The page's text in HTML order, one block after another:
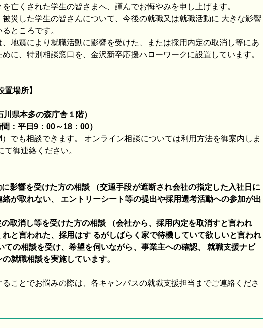
亡くされた学生の皆さまへ、謹んでお悔やみを申し上げます。
災した学生の皆さんについて、今後の就職又は就職活動に 大きな影響
ところです。
地震により就職活動に影響を受けた、または採用内定の取消し等にあ
に、特別相談窓口を、金沢新卒応援ハローワークに設置しています。
置場所】
県本多の森庁舎１階）
：平日9：00～18：00）
でも相談できます。 オンライン相談については利用方法を御案内しま
御連絡ください。
影響を受けた方の相談 （交通手段が遮断され会社の指定した入社日に
が取れない、 エントリーシート等の提出や採用選考活動への参加が出
取消し等を受けた方の相談 （会社から、採用内定を取消すと言われ
と言われた、採用はす るがしばらく家で待機していて欲しいと言われ
ての相談を受け、希望を伺いながら、事業主への確認、 就職支援ナビ
就職相談を実施しています。
ことでお悩みの際は、各キャンパスの就職支援担当までご連絡くださ